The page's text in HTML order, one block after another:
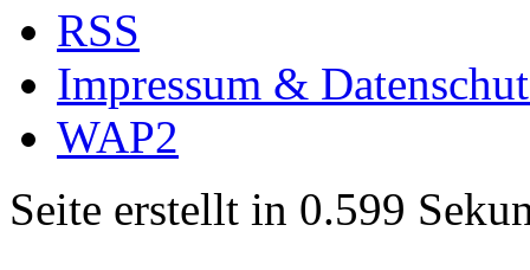
RSS
Impressum &
WAP2
Seite erstellt in 0.599